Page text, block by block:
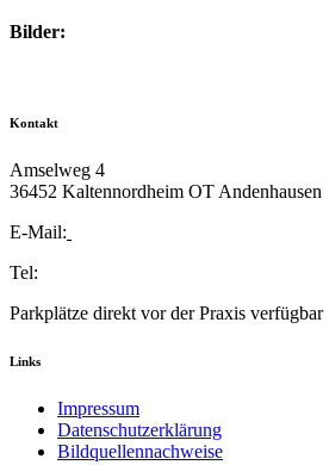
Bilder:
Kontakt
Amselweg 4
36452 Kaltennordheim OT Andenhausen
E-Mail:
Tel:
Parkplätze direkt vor der Praxis verfügbar
Links
Impressum
Datenschutzerklärung
Bildquellennachweise